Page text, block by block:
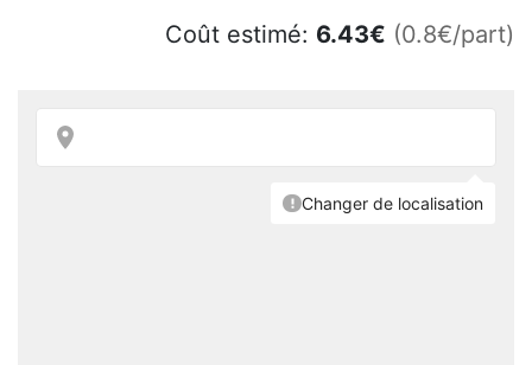
Coût estimé: 6.43€ (0.8€/part)